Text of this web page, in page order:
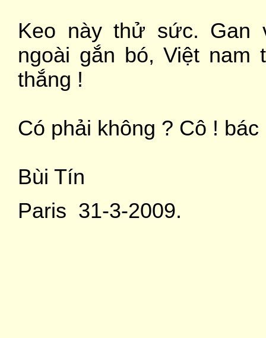
Keo này thử sức. Gan
ngoài gắn bó, Việt nam
thắng !
Có phải không ? Cô !
Bùi Tín
Paris 31-3-2009.